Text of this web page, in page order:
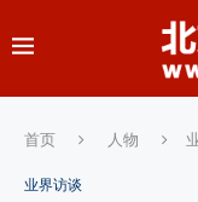
首页 人物
业界访谈